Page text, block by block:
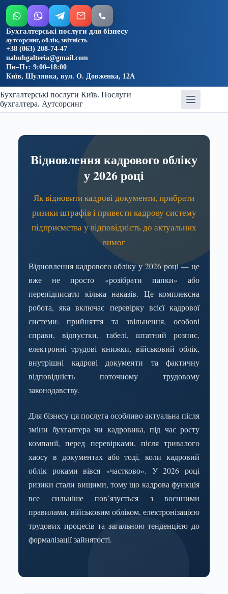
Бухгалтерські послуги для бізнесу
аутсорсинг, облік, звітність
+38 (063) 208-74-47
uabuhgalteria@gmail.com
Пн–Пт: 9:00–18:00
Київ, Шулявка, вул. О. Довженка, 12А
Бухгалтерські послуги Київ. Послуги
бухгалтера. Аутсорсинг
Відновлення кадрового обліку
у 2026 році
Як відновити кадрові документи, прибрати
ризики штрафів і привести кадрову систему
підприємства у відповідність до актуальних
вимог
Відновлення кадрового обліку у 2026 році — це
вже не просто «розібрати папки» або
перепідписати кілька наказів. Це комплексна
робота, яка включає перевірку всієї кадрової
системи: прийняття та звільнення, особові
справи, відпустки, табелі, штатний розпис,
електронні трудові книжки, військовий облік,
внутрішні кадрові документи та фактичну
відповідність поточному трудовому
законодавству.
Для бізнесу ця послуга особливо актуальна після
зміни бухгалтера чи кадровика, під час росту
компанії, перед перевірками, після тривалого
хаосу в документах або тоді, коли кадровий
облік роками вівся «частково». У 2026 році
ризики стали вищими, тому що кадрова функція
все сильніше пов’язується з воєнними
правилами, військовим обліком, електронізацією
трудових процесів та загальною тенденцією до
формалізації зайнятості.